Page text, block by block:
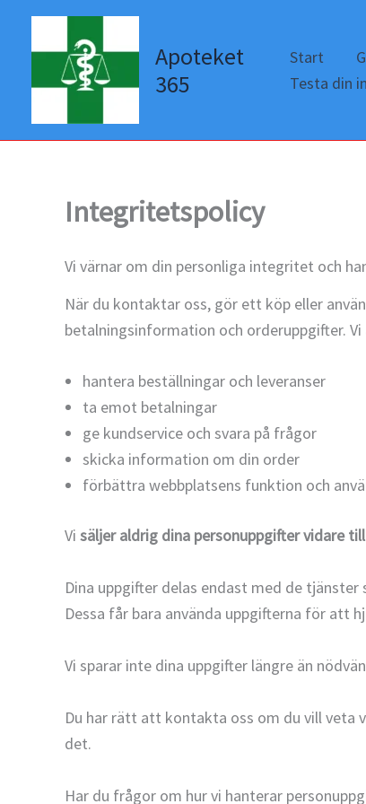
Hoppa
Apoteket
365
Start
Testa din
Integritetspolicy
Vi värnar om din personliga integritet och
När du kontaktar oss, gör ett köp eller
betalningsinformation och orderuppgifter.
hantera beställningar och leveranser
ta emot betalningar
ge kundservice och svara på frågor
skicka information om din order
förbättra webbplatsens funktion och
Vi säljer aldrig dina personuppgifter vidare
Dina uppgifter delas endast med de
Dessa får bara använda uppgifterna för att
Vi sparar inte dina uppgifter längre än
Du har rätt att kontakta oss om du vill veta
det.
Har du frågor om hur vi hanterar